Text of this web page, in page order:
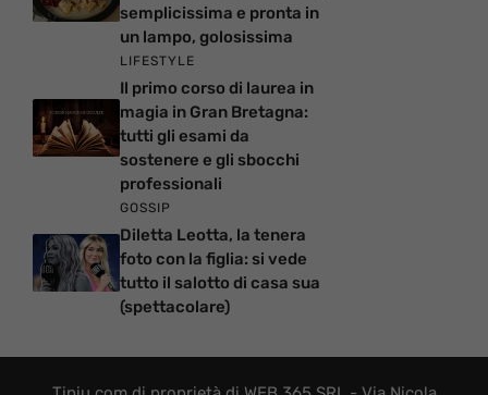
semplicissima e pronta in
un lampo, golosissima
LIFESTYLE
Il primo corso di laurea in
magia in Gran Bretagna:
tutti gli esami da
sostenere e gli sbocchi
professionali
GOSSIP
Diletta Leotta, la tenera
foto con la figlia: si vede
tutto il salotto di casa sua
(spettacolare)